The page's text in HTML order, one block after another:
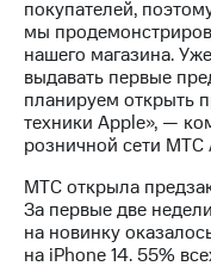
управление
секретарь
Раскрытие
информации
акционерам
Документы
ПАО
покупателей,
мы
нашего магазина.
выдавать первые
планируем открыть
техники Apple», —
розничной сети МТС
МТС открыла
За первые две
на новинку
на iPhone 14. 55%